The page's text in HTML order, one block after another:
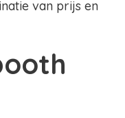
van prijs en